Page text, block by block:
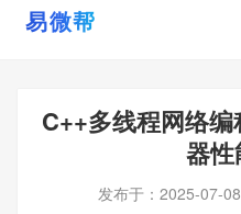
C++多线程网络
器
发布于： 2025-07-08